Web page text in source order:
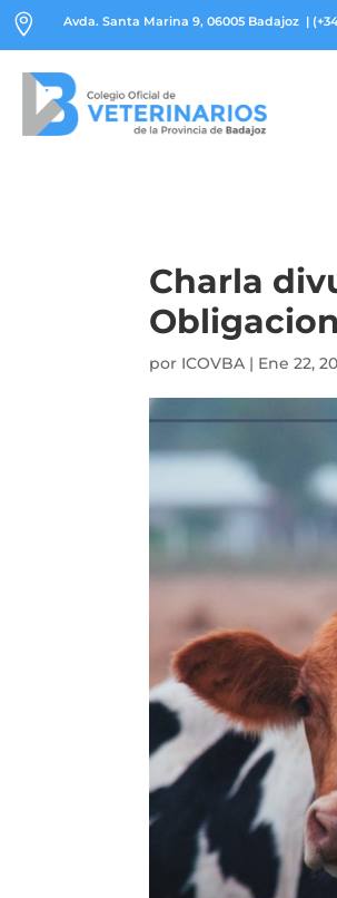
 Avda. Santa Marina 9, 06005 Badajoz |
Charla
por ICOVBA | Ene 22,